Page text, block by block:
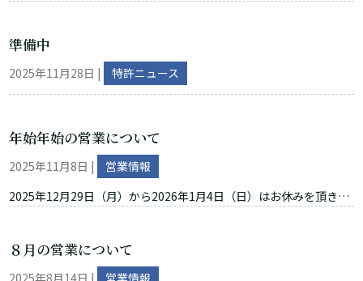
一丁目１３番地６ アイシスプラザIII 202号室...
準備中
2025年11月28日 | 特許ニュース
年始年始の営業について
2025年11月8日 |
営業情報
2025年12月29日（月）から2026年1月4日（日）はお休みを頂きま
８月の営業について
2025年8月14日 |
営業情報